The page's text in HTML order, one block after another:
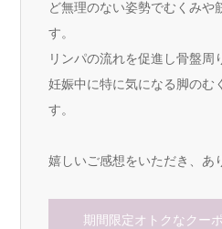
ど無理のない姿勢でむくみや
す。
リンパの流れを促進し骨盤周
妊娠中に特に気になる脚のむ
す。
嬉しいご感想をいただき、あ
期間限定オトクなクー